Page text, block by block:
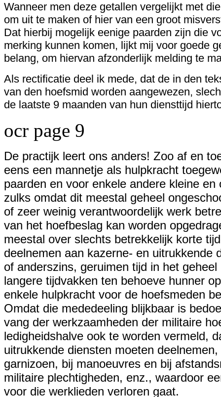
Wanneer men deze getallen vergelijkt met
om uit te maken of hier van een groot
Dat hierbij mogelijk eenige paarden zijn die
merking kunnen komen, lijkt mij voor goede
belang, om hiervan afzonderlijk melding te
Als rectificatie deel ik mede, dat de in den
van den hoefsmid worden aangewezen,
de laatste 9 maanden van hun diensttijd
ocr page 9
De practijk leert ons anders! Zoo af en
eens een mannetje als hulpkracht
paarden en voor enkele andere kleine
zulks omdat dit meestal geheel
of zeer weinig verantwoordelijk werk
van het hoefbeslag kan worden
meestal over slechts betrekkelijk korte
deelnemen aan kazerne- en uitrukkende
of anderszins, geruimen tijd in het
langere tijdvakken ten behoeve hunner
enkele hulpkracht voor de hoefsmeden
Omdat die mededeeling blijkbaar is
vang der werkzaamheden der militaire
ledigheidshalve ook te worden vermeld,
uitrukkende diensten moeten
garnizoen, bij manoeuvres en bij
militaire plechtigheden, enz., waardoor
voor die werklieden verloren gaat.